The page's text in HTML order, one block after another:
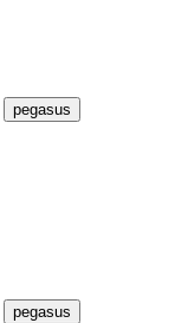
pegasus
pegasus